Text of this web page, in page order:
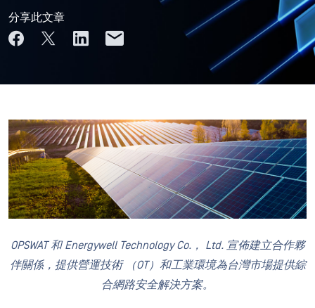
分享此文章
OPSWAT 和 Energywell Technology Co.， Ltd. 宣佈建立合作夥
伴關係，提供營運技術 （OT）和工業環境為台灣市場提供綜
合網路安全解決方案。